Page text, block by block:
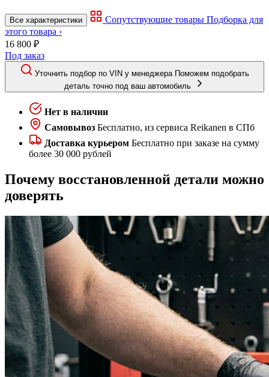
Все характеристики Сопутствующие товары Подборка для
этого товара ›
16 800 ₽
Под заказ
Уточнить подбор по VIN у менеджера Поможем подобрать
деталь точно под ваш автомобиль
Нет в наличии
Самовывоз Бесплатно, из сервиса Reikanen в СПб
Доставка курьером Бесплатно при заказе на сумму
более 30 000 рублей
Почему восстановленной детали можно
доверять